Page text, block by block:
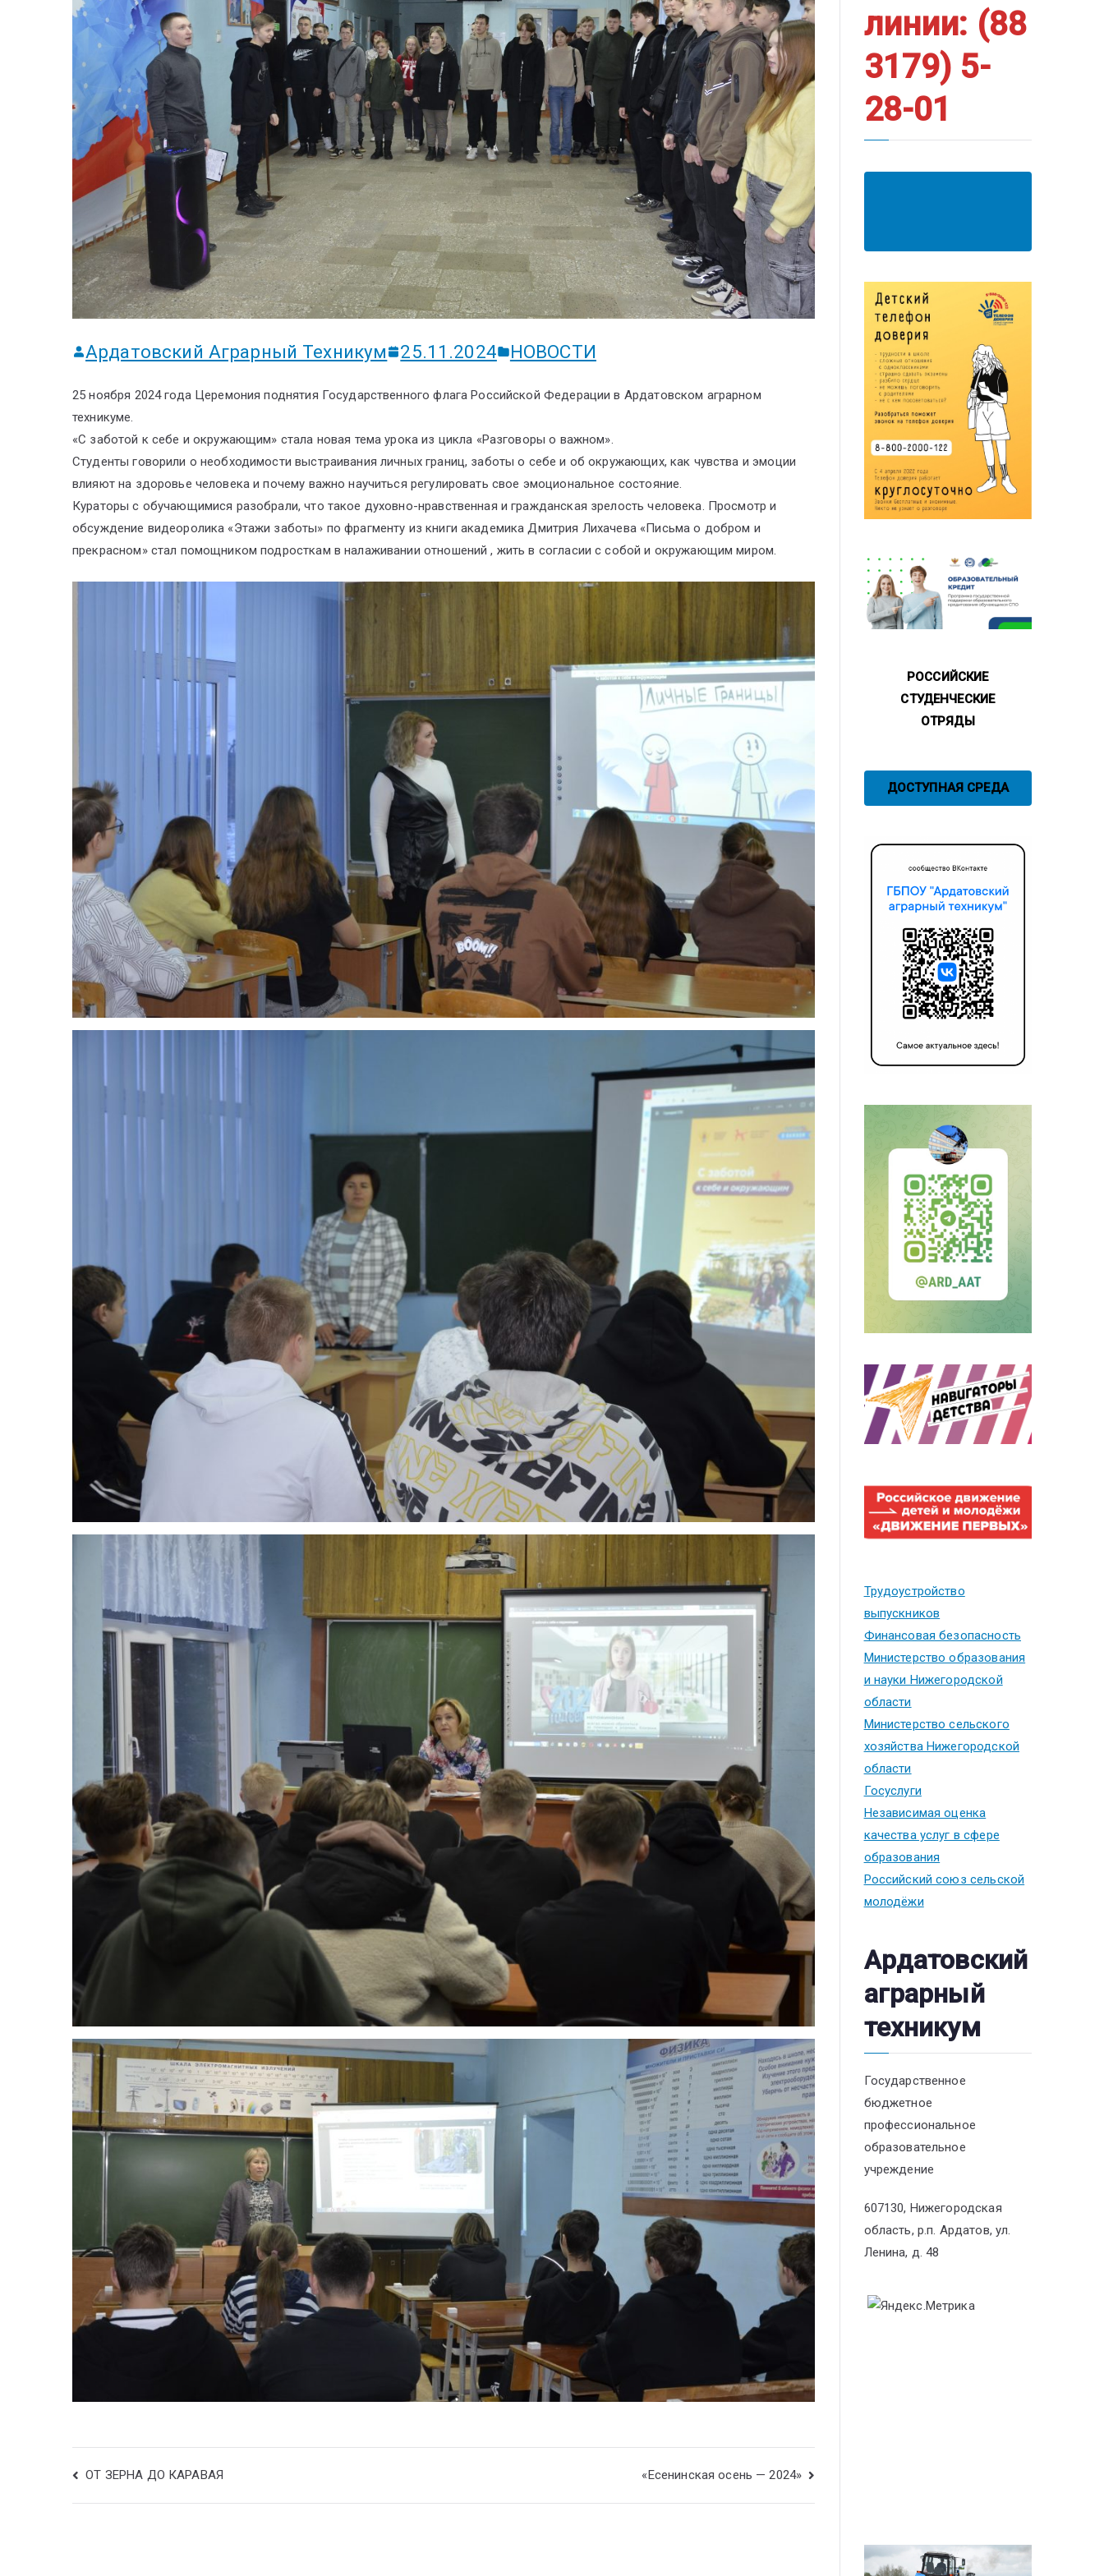
Ардатовский Аграрный Техникум 25.11.2024 НОВОСТИ
25 ноября 2024 года Церемония поднятия Государственного флага Российской Федерации в Ардатовском аграрном
техникуме.
«С заботой к себе и окружающим» стала новая тема урока из цикла «Разговоры о важном».
Студенты говорили о необходимости выстраивания личных границ, заботы о себе и об окружающих, как чувства и эмоции
влияют на здоровье человека и почему важно научиться регулировать свое эмоциональное состояние.
Кураторы с обучающимися разобрали, что такое духовно-нравственная и гражданская зрелость человека. Просмотр и
обсуждение видеоролика «Этажи заботы» по фрагменту из книги академика Дмитрия Лихачева «Письма о добром и
прекрасном» стал помощником подросткам в налаживании отношений , жить в согласии с собой и окружающим миром.
ОТ ЗЕРНА ДО КАРАВАЯ «Есенинская осень — 2024»
линии: (88
3179) 5-
28-01
РОССИЙСКИЕ
СТУДЕНЧЕСКИЕ
ОТРЯДЫ
ДОСТУПНАЯ СРЕДА
Трудоустройство
выпускников
Финансовая безопасность
Министерство образования
и науки Нижегородской
области
Министерство сельского
хозяйства Нижегородской
области
Госуслуги
Независимая оценка
качества услуг в сфере
образования
Российский союз сельской
молодёжи
Ардатовский
аграрный
техникум
Государственное
бюджетное
профессиональное
образовательное
учреждение
607130, Нижегородская
область, р.п. Ардатов, ул.
Ленина, д. 48